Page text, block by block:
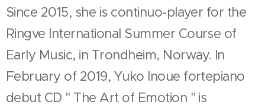
Since 2015, she is continuo-player for the
Ringve International Summer Course of
Early Music, in Trondheim, Norway. In
February of 2019, Yuko Inoue fortepiano
debut CD " The Art of Emotion " is